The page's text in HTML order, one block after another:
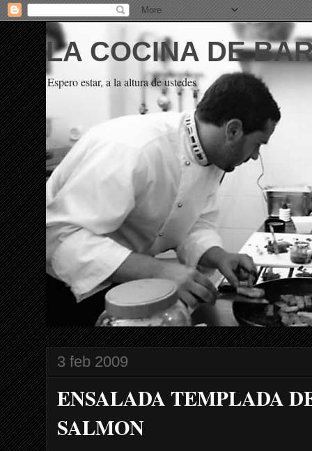
LA COCINA DE
Espero estar, a la altura de ustedes
3 feb 2009
ENSALADA TEMPLADA
SALMON